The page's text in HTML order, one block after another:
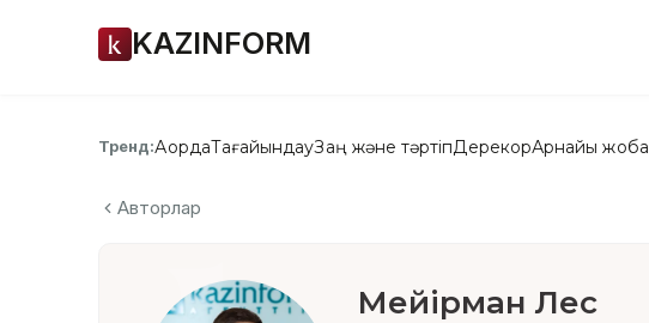
KAZINFORM
Тренд:АқордаТағайындауЗаң және тәртіпДерекқорАрнайы жоба
Авторлар
Мейірман Лес